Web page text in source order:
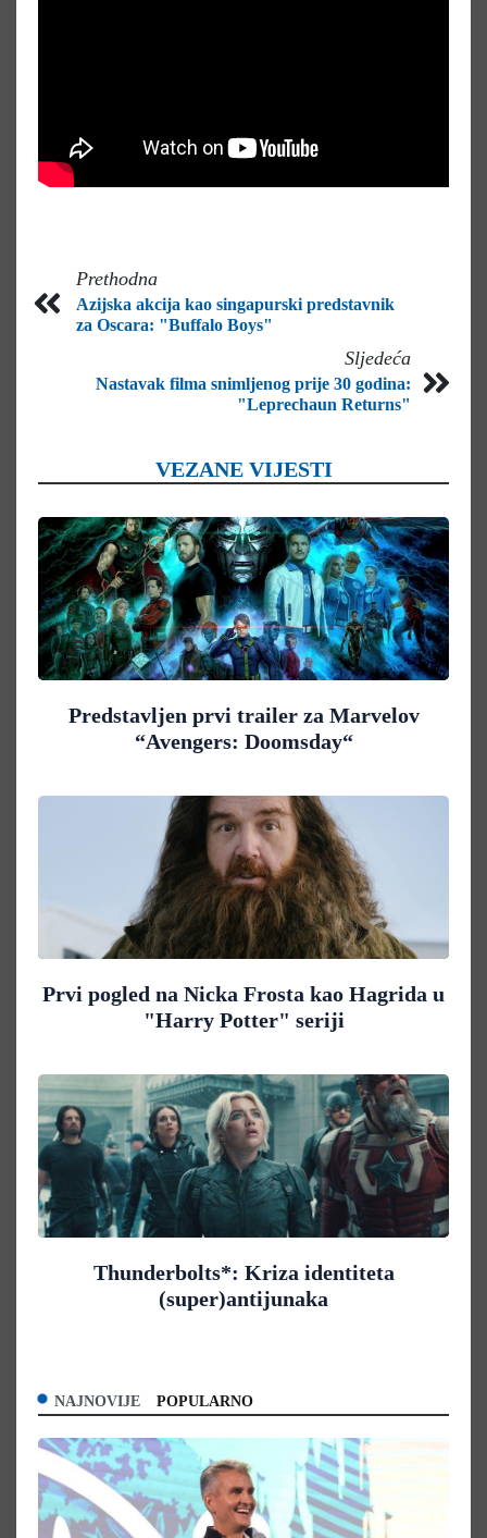
Prethodna
Azijska akcija kao singapurski predstavnik
za Oscara: "Buffalo Boys"
Sljedeća
Nastavak filma snimljenog prije 30 godina:
"Leprechaun Returns"
VEZANE VIJESTI
Predstavljen prvi trailer za Marvelov
“Avengers: Doomsday“
Prvi pogled na Nicka Frosta kao Hagrida u
"Harry Potter" seriji
Thunderbolts*: Kriza identiteta
(super)antijunaka
NAJNOVIJE POPULARNO